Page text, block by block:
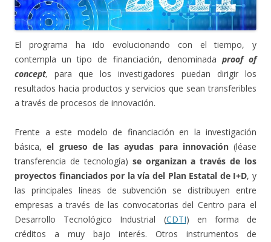
El programa ha ido evolucionando con el tiempo, y
contempla un tipo de financiación, denominada proof of
concept, para que los investigadores puedan dirigir los
resultados hacia productos y servicios que sean transferibles
a través de procesos de innovación.
Frente a este modelo de financiación en la investigación
básica,el grueso de las ayudas para innovación(léase
transferencia de tecnología) se organizan a través de los
proyectos financiados por la vía del Plan Estatal de I+D, y
las principales líneas de subvención se distribuyen entre
empresas a través de las convocatorias del Centro para el
Desarrollo Tecnológico Industrial (CDTI) en forma de
créditos a muy bajo interés. Otros instrumentos de